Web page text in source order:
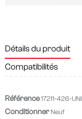
Détails du produit
Compatibilités
Référence17211-426-UNI
Conditionner Neuf